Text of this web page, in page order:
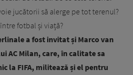
jucătorii să alerge pe tot terenul?
fotbal și viață?
a fost invitat și Marco van
AC Milan, care, în calitate sa
la FIFA, militează și el pentru